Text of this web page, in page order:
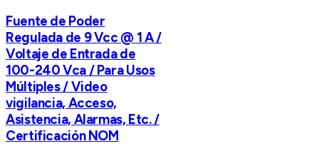
Fuente de Poder
Regulada de 9 Vcc @ 1 A /
Voltaje de Entrada de
100-240 Vca / Para Usos
Múltiples / Video
vigilancia, Acceso,
Asistencia, Alarmas, Etc. /
Certificación NOM